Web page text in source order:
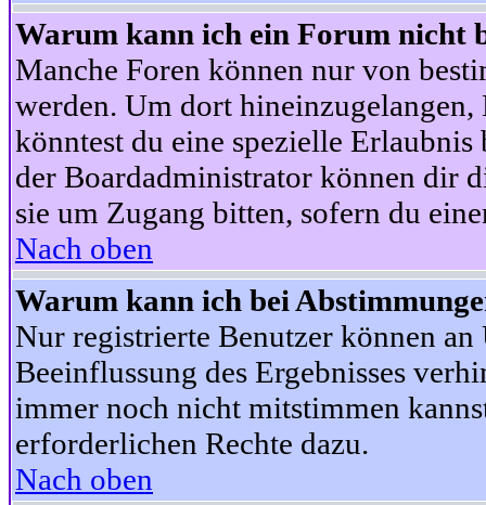
Warum kann ich ein Forum nicht
Manche Foren können nur von
werden. Um dort hineinzugelangen,
könntest du eine spezielle
der Boardadministrator können dir
sie um Zugang bitten, sofern du
Nach oben
Warum kann ich bei
Nur registrierte Benutzer können
Beeinflussung des Ergebnisses
immer noch nicht mitstimmen
erforderlichen Rechte dazu.
Nach oben